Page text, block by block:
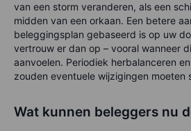
van een storm veranderen, als een
midden van een orkaan. Een betere
beleggingsplan gebaseerd is op uw
vertrouw er dan op – vooral wanneer
aanvoelen. Periodiek herbalanceren
zouden eventuele wijzigingen moeten
Wat kunnen beleggers nu